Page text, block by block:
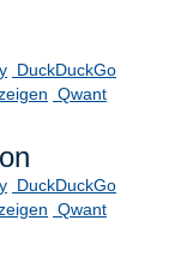
DuckDuckGo
Qwant
DuckDuckGo
Qwant